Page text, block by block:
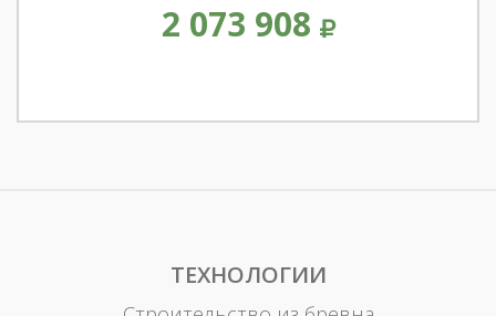
2 073 908
ТЕХНОЛОГИИ